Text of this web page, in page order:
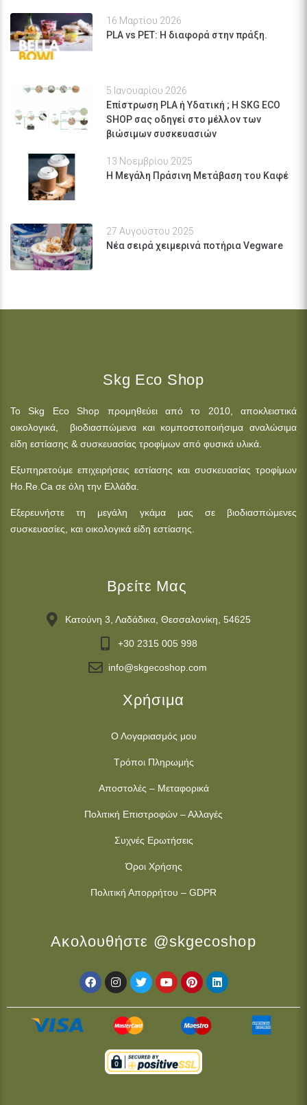
16 Μαρτίου 2026
PLA vs PET: Η διαφορά στην πράξη.
5 Ιανουαρίου 2026
Επίστρωση PLA ή Υδατική ; Η SKG ECO
SHOP σας οδηγεί στο μέλλον των
βιώσιμων συσκευασιών
13 Νοεμβρίου 2025
Η Μεγάλη Πράσινη Μετάβαση του Καφέ
27 Αυγούστου 2025
Νέα σειρά χειμερινά ποτήρια Vegware
Skg Eco Shop
Το Skg Eco Shop προμηθεύει από το 2010, αποκλειστικά
οικολογικά, βιοδιασπώμενα και κομποστοποιήσιμα αναλώσιμα
είδη εστίασης & συσκευασίας τροφίμων από φυσικά υλικά.
Εξυπηρετούμε επιχειρήσεις εστίασης και συσκευασίας τροφίμων
Ho.Re.Ca σε όλη την Ελλάδα.
Εξερευνήστε τη μεγάλη γκάμα μας σε βιοδιασπώμενες
συσκευασίες, και οικολογικά είδη εστίασης.
Βρείτε Μας
Κατούνη 3, Λαδάδικα, Θεσσαλονίκη, 54625
+30 2315 005 998
info@skgecoshop.com
Χρήσιμα
Ο Λογαριασμός μου
Τρόποι Πληρωμής
Αποστολές – Μεταφορικά
Πολιτική Επιστροφών – Αλλαγές
Συχνές Ερωτήσεις
Όροι Χρήσης
Πολιτική Απορρήτου – GDPR
Ακολουθήστε @skgecoshop